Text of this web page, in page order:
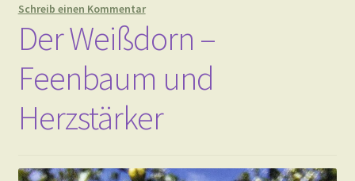
Schreib einen Kommentar
Der Weißdorn –
Feenbaum und
Herzstärker